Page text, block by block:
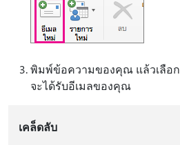
พิมพ์ข้อความของคุณ แล้วเลือก
จะได้รับอีเมลของคุณ
เคล็ดลับ